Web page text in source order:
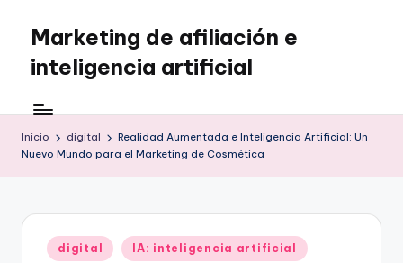
Saltar
contenido
Marketing de afiliación e
inteligencia artificial
Inicio digital
Realidad Aumentada e Inteligencia Artificial: Un
Nuevo Mundo para el Marketing de Cosmética
Publicado
digital IA: inteligencia artificial